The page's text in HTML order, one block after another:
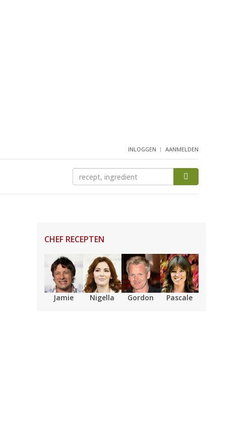
INLOGGEN AANMELDEN
CHEF RECEPTEN
Jamie Nigella Gordon Pascale